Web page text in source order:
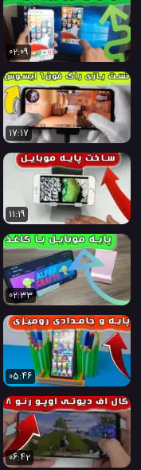
02:09
17:17
11:19
02:33
05:46
06:42